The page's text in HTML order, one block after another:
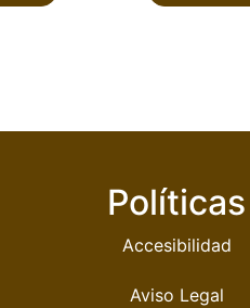
Políticas
Accesibilidad
Aviso Legal